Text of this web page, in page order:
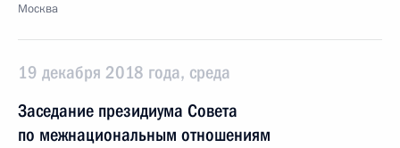
Москва
19 декабря 2018 года, среда
Заседание президиума Совета
по межнациональным отношениям